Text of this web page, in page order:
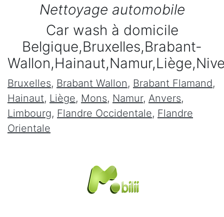
Nettoyage automobile
Car wash à domicile
Belgique,Bruxelles,Brabant-
Bruxelles, Brabant Wallon, Brabant Flamand,
Hainaut, Liège, Mons, Namur, Anvers,
Limbourg, Flandre Occidentale, Flandre
Orientale